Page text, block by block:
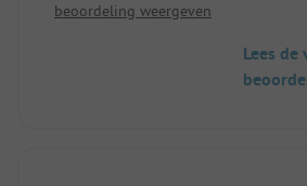
beoordeling weergeven
Lees